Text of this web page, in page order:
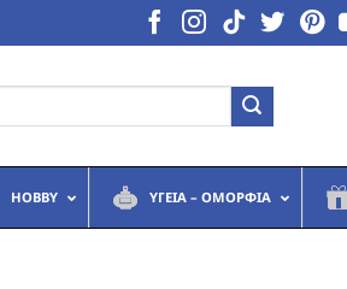
HOBBY ΥΓΕΙΆ – ΟΜΟΡΦΙΆ